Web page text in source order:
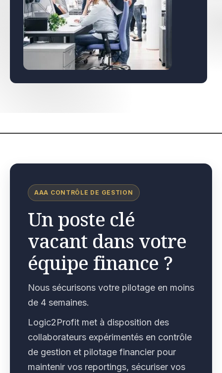
AAA CONTRÔLE DE GESTION
Un poste clé
vacant dans votre
équipe finance ?
Nous sécurisons votre pilotage en moins
de 4 semaines.
Logic2Profit met à disposition des
collaborateurs expérimentés en contrôle
de gestion et pilotage financier pour
maintenir vos reportings, sécuriser vos